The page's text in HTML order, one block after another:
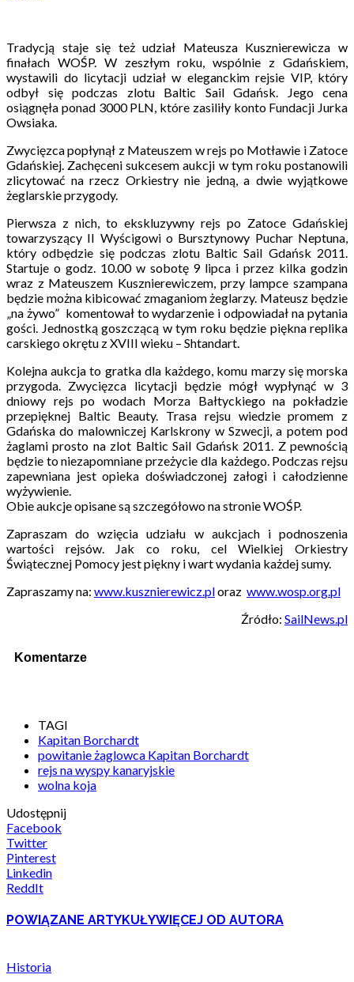
Tradycją staje się też udział Mateusza Kusznierewicza w
finałach WOŚP. W zeszłym roku, wspólnie z Gdańskiem,
wystawili do licytacji udział w eleganckim rejsie VIP, który
odbył się podczas zlotu Baltic Sail Gdańsk. Jego cena
osiągnęła ponad 3000 PLN, które zasiliły konto Fundacji Jurka
Owsiaka.
Zwycięzca popłynął z Mateuszem w rejs po Motławie i Zatoce
Gdańskiej. Zachęceni sukcesem aukcji w tym roku postanowili
zlicytować na rzecz Orkiestry nie jedną, a dwie wyjątkowe
żeglarskie przygody.
Pierwsza z nich, to ekskluzywny rejs po Zatoce Gdańskiej
towarzyszący II Wyścigowi o Bursztynowy Puchar Neptuna,
który odbędzie się podczas zlotu Baltic Sail Gdańsk 2011.
Startuje o godz. 10.00 w sobotę 9 lipca i przez kilka godzin
wraz z Mateuszem Kusznierewiczem, przy lampce szampana
będzie można kibicować zmaganiom żeglarzy. Mateusz będzie
„na żywo” komentował to wydarzenie i odpowiadał na pytania
gości. Jednostką goszczącą w tym roku będzie piękna replika
carskiego okrętu z XVIII wieku – Shtandart.
Kolejna aukcja to gratka dla każdego, komu marzy się morska
przygoda. Zwycięzca licytacji będzie mógł wypłynąć w 3
dniowy rejs po wodach Morza Bałtyckiego na pokładzie
przepięknej Baltic Beauty. Trasa rejsu wiedzie promem z
Gdańska do malowniczej Karlskrony w Szwecji, a potem pod
żaglami prosto na zlot Baltic Sail Gdańsk 2011. Z pewnością
będzie to niezapomniane przeżycie dla każdego. Podczas rejsu
zapewniana jest opieka doświadczonej załogi i całodzienne
wyżywienie.
Obie aukcje opisane są szczegółowo na stronie WOŚP.
Zapraszam do wzięcia udziału w aukcjach i podnoszenia
wartości rejsów. Jak co roku, cel Wielkiej Orkiestry
Świątecznej Pomocy jest piękny i wart wydania każdej sumy.
Zapraszamy na: www.kusznierewicz.ploraz www.wosp.org.pl
Źródło: SailNews.pl
Komentarze
TAGI
Kapitan Borchardt
powitanie żaglowca Kapitan Borchardt
rejs na wyspy kanaryjskie
wolna koja
Udostępnij
Facebook
Twitter
Pinterest
Linkedin
ReddIt
POWIĄZANE ARTYKUŁYWIĘCEJ OD AUTORA
Historia